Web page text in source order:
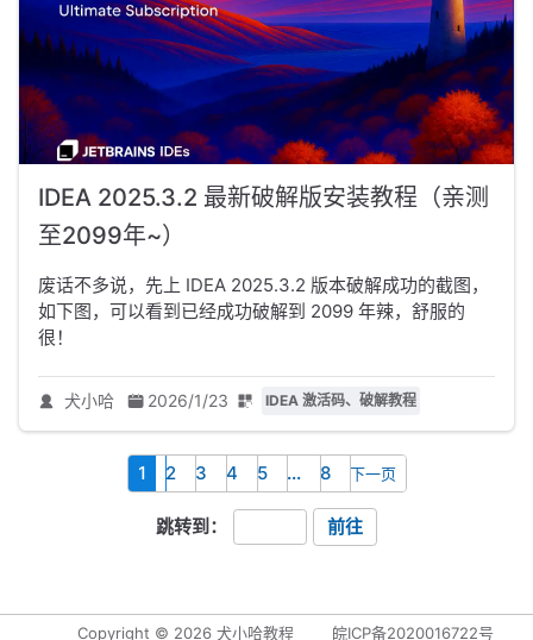
IDEA 2025.3.2 最新破解版安装教程（亲测
至2099年~）
废话不多说，先上 IDEA 2025.3.2 版本破解成功的截图，
如下图，可以看到已经成功破解到 2099 年辣，舒服的
很！
犬小哈 2026/1/23 IDEA 激活码、破解教程
1 2 3 4 5 ... 8 下一页
跳转到： 前往
Copyright © 2026 犬小哈教程 皖ICP备2020016722号